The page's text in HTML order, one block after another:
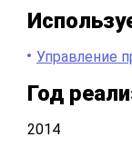
Управление
Год
2014